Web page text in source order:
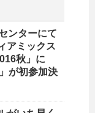
ンターにて
アミックス
秋」に
が初参加決